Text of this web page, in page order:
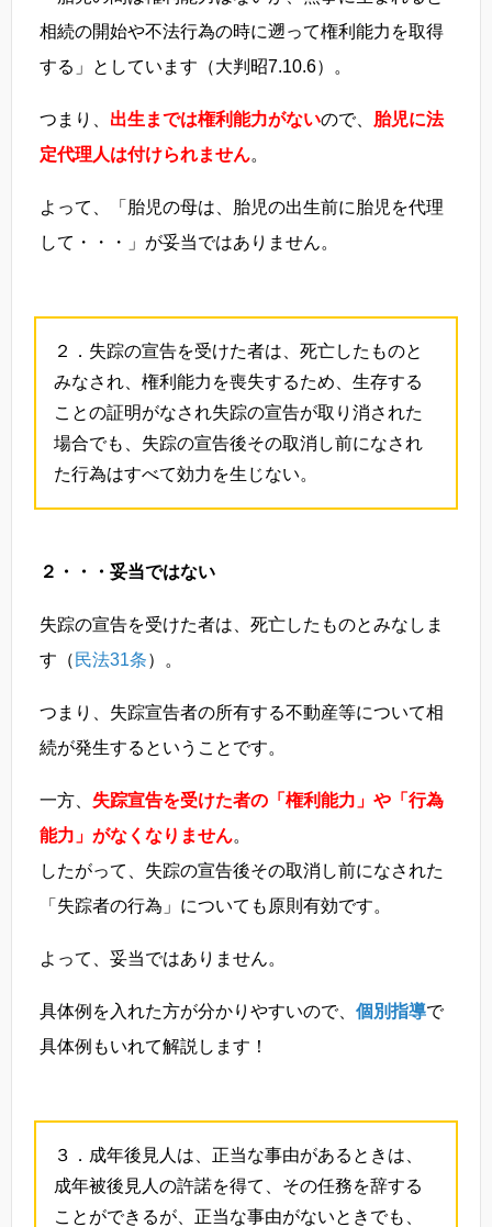
相続の開始や不法行為の時に遡って権利能力を取得
する」としています（大判昭7.10.6）。
つまり、 出生までは権利能力がないので、 胎児に法
定代理人は付けられません。
よって、「胎児の母は、胎児の出生前に胎児を代理
して・・・」が妥当ではありません。
２．失踪の宣告を受けた者は、死亡したものと
みなされ、権利能力を喪失するため、生存する
ことの証明がなされ失踪の宣告が取り消された
場合でも、失踪の宣告後その取消し前になされ
た行為はすべて効力を生じない。
２・・・妥当ではない
失踪の宣告を受けた者は、死亡したものとみなしま
す（ 民法31条）。
つまり、失踪宣告者の所有する不動産等について相
続が発生するということです。
一方、 失踪宣告を受けた者の「権利能力」や「行為
能力」がなくなりません。
したがって、失踪の宣告後その取消し前になされた
「失踪者の行為」についても原則有効です。
よって、妥当ではありません。
具体例を入れた方が分かりやすいので、 個別指導で
具体例もいれて解説します！
３．成年後見人は、正当な事由があるときは、
成年被後見人の許諾を得て、その任務を辞する
ことができるが、正当な事由がないときでも、